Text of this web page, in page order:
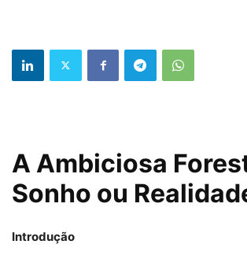
A Ambiciosa
Sonho ou
Introdução